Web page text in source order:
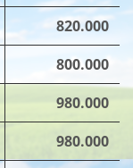
820.000
800.000
980.000
980.000